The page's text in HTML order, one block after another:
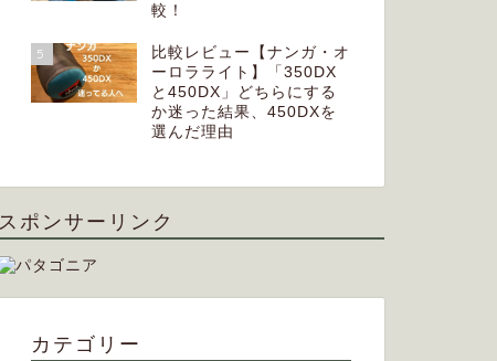
較！
5
比較レビュー【ナンガ・オ
ーロラライト】「350DX
と450DX」どちらにする
か迷った結果、450DXを
選んだ理由
スポンサーリンク
カテゴリー